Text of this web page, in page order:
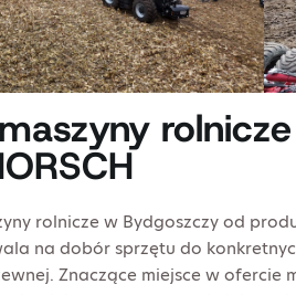
rolnicze w Bydgoszczy od
na dobór sprzętu do
Znaczące miejsce w ofercie